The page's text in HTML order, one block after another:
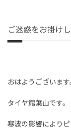
ご迷惑をお掛け
おはようございます
タイヤ館葉山です。
寒波の影響により